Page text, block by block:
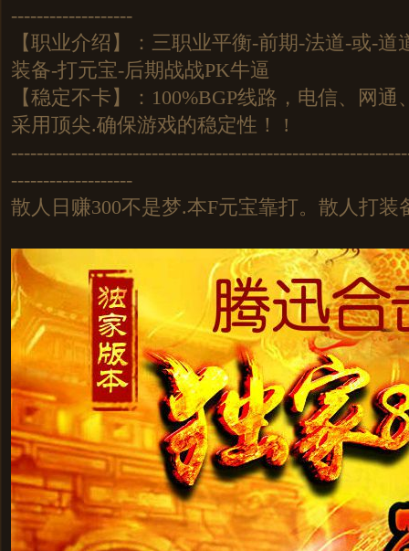
-------------------
【职业介绍】：三职业平衡-前期-法道-或-道
装备-打元宝-后期战战PK牛逼
【稳定不卡】：100%BGP线路，电信、网
采用顶尖.确保游戏的稳定性！ !
-------------------
散人日赚300不是梦.本F元宝靠打。散人打装